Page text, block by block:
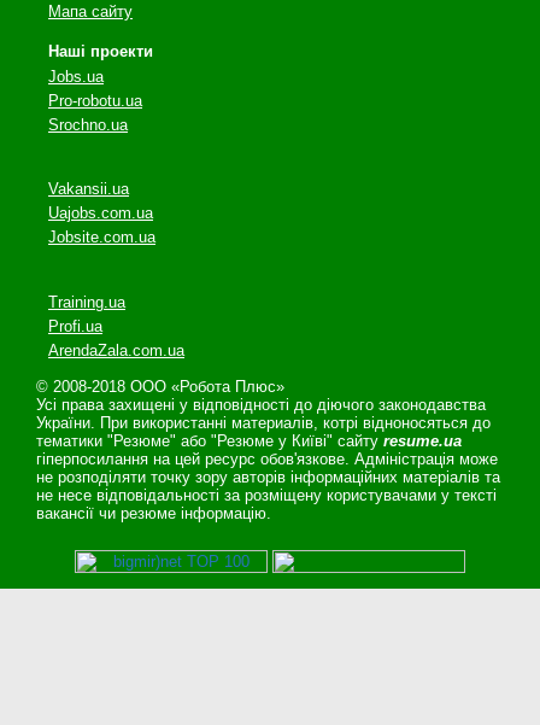
Мапа сайту
Наші проекти
Jobs.ua
Pro-robotu.ua
Srochno.ua
Vakansii.ua
Uajobs.com.ua
Jobsite.com.ua
Training.ua
Profi.ua
ArendaZala.com.ua
© 2008-2018 ООО «Робота Плюс»
Усі права захищені у відповідності до діючого законодавства
України. При використанні материалів, котрі відноносяться до
тематики "Резюме" або "Резюме у Київі" сайту resume.ua
гіперпосилання на цей ресурс обов'язкове. Адміністрація може
не розподіляти точку зору авторів інформаційних матеріалів та
не несе відповідальності за розміщену користувачами у тексті
вакансії чи резюме інформацію.